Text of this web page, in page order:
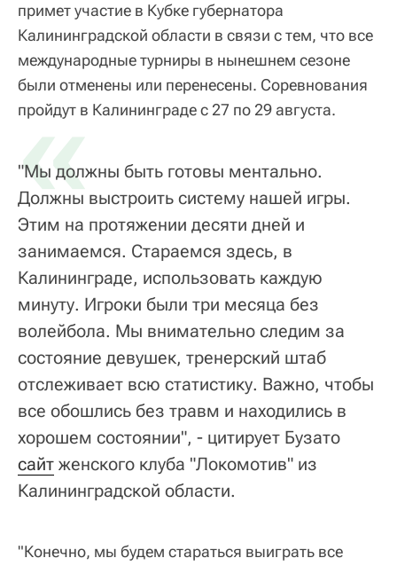
примет участие в Кубке губернатора
Калининградской области в связи с тем, что все
международные турниры в нынешнем сезоне
были отменены или перенесены. Соревнования
пройдут в Калининграде с 27 по 29 августа.
«
"Мы должны быть готовы ментально.
Должны выстроить систему нашей игры.
Этим на протяжении десяти дней и
занимаемся. Стараемся здесь, в
Калининграде, использовать каждую
минуту. Игроки были три месяца без
волейбола. Мы внимательно следим за
состояние девушек, тренерский штаб
отслеживает всю статистику. Важно, чтобы
все обошлись без травм и находились в
хорошем состоянии", - цитирует Бузато
сайт женского клуба "Локомотив" из
Калининградской области.
"Конечно, мы будем стараться выиграть все